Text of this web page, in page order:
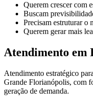
Querem crescer com
Buscam
Precisam estruturar o
Querem gerar mais
Atendimento em
Atendimento estratégico
Grande Florianópolis, com
geração de demanda.